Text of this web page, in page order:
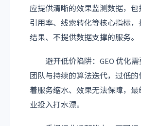
应提供清晰的效果监测数据，包
引用率、线索转化等核心指标
结果、不提供数据支撑的服务。
避开低价陷阱：GEO 优化需
团队与持续的算法迭代，过低
着服务缩水、效果无法保障，
业投入打水漂。